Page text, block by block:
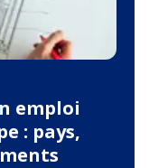
emploi
: pays,